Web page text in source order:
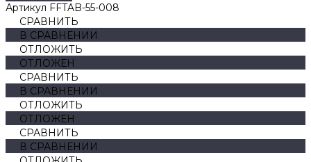
Артикул FFTAB-55-008
СРАВНИТЬ
В СРАВНЕНИИ
ОТЛОЖИТЬ
ОТЛОЖЕН
СРАВНИТЬ
В СРАВНЕНИИ
ОТЛОЖИТЬ
ОТЛОЖЕН
СРАВНИТЬ
В СРАВНЕНИИ